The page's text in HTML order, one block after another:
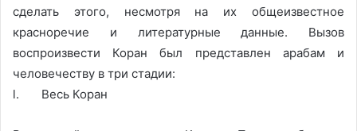
сделать этого, несмотря на их общеизвестное
красноречие и литературные данные. Вызов
воспроизвести Коран был представлен арабам и
человечеству в три стадии:
l. Весь Коран